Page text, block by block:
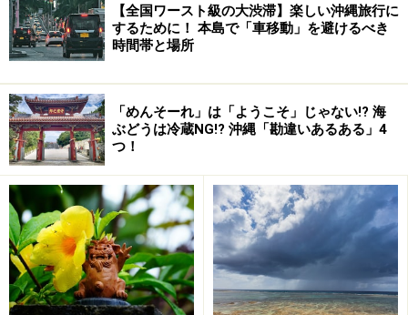
【全国ワースト級の大渋滞】楽しい沖縄旅行に
するために！ 本島で「車移動」を避けるべき
時間帯と場所
「めんそーれ」は「ようこそ」じゃない!? 海
ぶどうは冷蔵NG!? 沖縄「勘違いあるある」4
つ！